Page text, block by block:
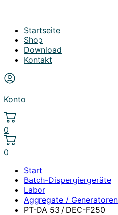
Startseite
Shop
Download
Kontakt
Konto
0
0
Start
Batch-Dispergiergeräte
Labor
Aggregate / Generatoren
PT-DA 53 / DEC-F250